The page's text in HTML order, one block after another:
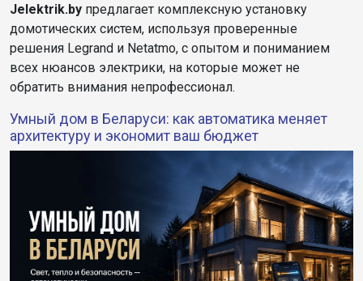
Jelektrik.by предлагает комплексную установку
домотических систем, используя проверенные
решения Legrand и Netatmo, с опытом и пониманием
всех нюансов электрики, на которые может не
обратить внимания непрофессионал.
Умный дом в Беларуси: как автоматика меняет
архитектуру и экономит ваш бюджет